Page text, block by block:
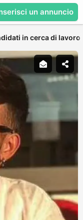
un annuncio
in cerca di lavoro